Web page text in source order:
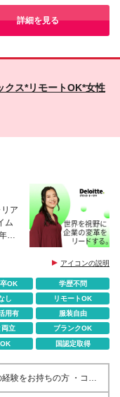
す!「誰かを喜ばせることが好
たい」という熱い想いを持つ
たい企業です！
詳細を見る
クス*リモートOK*女性
ア
ム
間
アイコンの説明
OK
学歴不問
し
リモートOK
用有
服装自由
両立
ブランクOK
国認定取得
験をお持ちの方 ・コン
務経験 ・SEとしての実